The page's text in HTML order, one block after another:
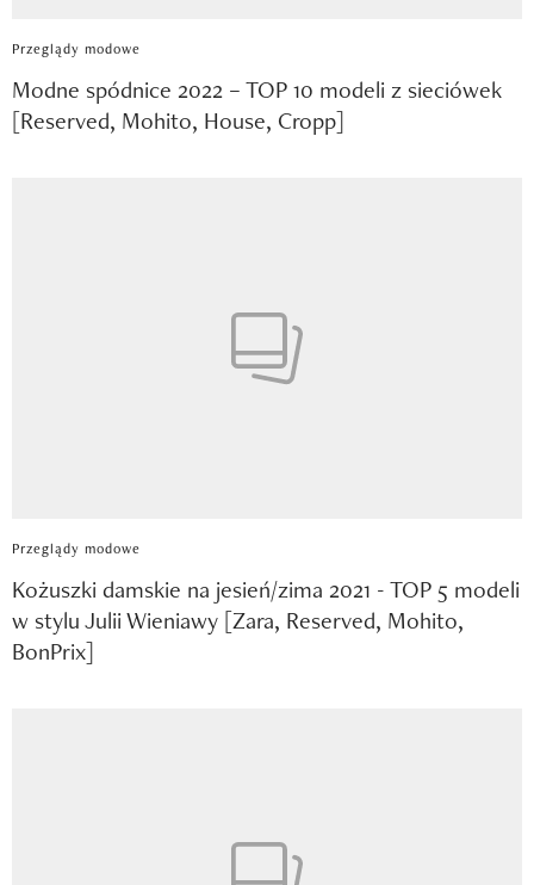
Przeglądy modowe
Modne spódnice 2022 – TOP 10 modeli z sieciówek
[Reserved, Mohito, House, Cropp]
Przeglądy modowe
Kożuszki damskie na jesień/zima 2021 - TOP 5 modeli
w stylu Julii Wieniawy [Zara, Reserved, Mohito,
BonPrix]